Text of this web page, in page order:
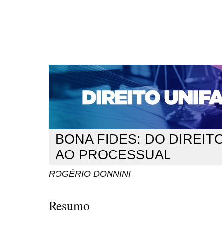
CAPA SOBRE ACESSO CADASTRO
NOTÍCIAS
EDIÇÕES DE Nº 1 A 100 WEBMAIL
Capa>n. 197 (2016) > DONNINI
BONA FIDES: DO
AO PROCESSUAL
ROGÉRIO DONNINI
Resumo